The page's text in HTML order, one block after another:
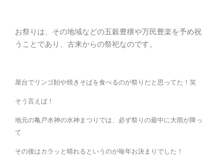
お祭りは、その地域などの五穀豊穣や万民豊楽を予め祝
うことであり、古来からの祭祀なのです。
屋台でリンゴ飴や焼きそばを食べるのが祭りだと思ってた！笑
そう言えば！
地元の亀戸水神の水神まつりでは、必ず祭りの最中に大雨が降っ
て
その後はカラッと晴れるというのが毎年お決まりでした！